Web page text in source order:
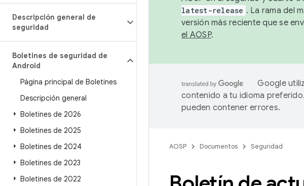
Descripción general de
seguridad
Boletines de seguridad de
Android
Página principal de Boletines
Descripción general
Boletines de 2026
Boletines de 2025
Boletines de 2024
Boletines de 2023
Boletines de 2022
latest-release . La rama del
versión más reciente que se
el AOSP.
Google
contenido a tu idioma
pueden contener errores.
AOSP Documentos Seguridad